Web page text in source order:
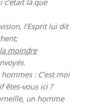
l’Esprit lui dit
moindre
: C’est moi
êtes-vous ici ?
un homme